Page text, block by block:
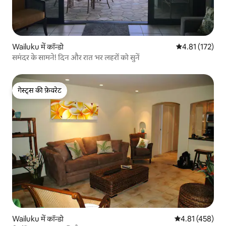
Wailuku में कॉन्डो औसत रेटिंग 5 में से
4.81 (172)
समंदर के सामने! दिन और रात भर लहरों को सुनें
गेस्ट्स की फ़ेवरेट
गेस्ट्स की फ़ेवरेट
Wailuku में कॉन्डो औसत रेटिंग 5 में से
4.81 (458)